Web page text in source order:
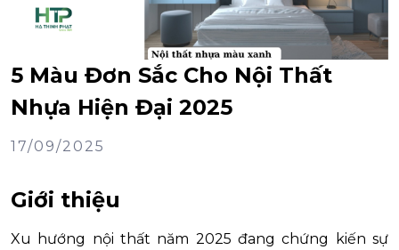
5 Màu Đơn Sắc Cho Nội Thất
Nhựa Hiện Đại 2025
17/09/2025
Giới thiệu
Xu hướng nội thất năm 2025 đang chứng kiến sự